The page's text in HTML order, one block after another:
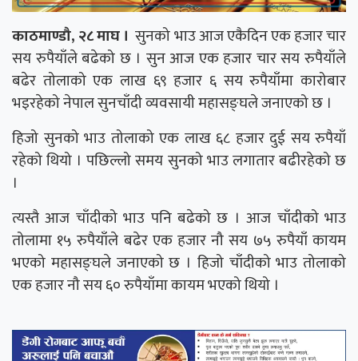
काठमाण्डौ, २८ माघ । सुनको भाउ आज एकैदिन एक हजार चार
सय रुपैयाँले बढेको छ । सुन आज एक हजार चार सय रुपैयाँले
बढेर तोलाको एक लाख ६९ हजार ६ सय रुपैयाँमा कारोबार
भइरहेको नेपाल सुनचाँदी व्यवसायी महासङ्घले जनाएको छ ।
हिजो सुनको भाउ तोलाको एक लाख ६८ हजार दुई सय रुपैयाँ
रहेको थियो । पछिल्लो समय सुनको भाउ लगातार बढीरहेको छ
।
त्यस्तै आज चाँदीको भाउ पनि बढेको छ । आज चाँदीको भाउ
तोलामा १५ रुपैयाँले बढेर एक हजार नौ सय ७५ रुपैयाँ कायम
भएको महासङ्घले जनाएको छ । हिजो चाँदीको भाउ तोलाको
एक हजार नौ सय ६० रुपैयाँमा कायम भएको थियो ।